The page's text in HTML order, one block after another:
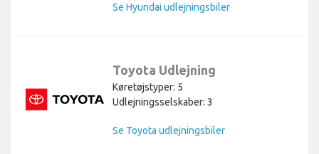
Se Hyundai udlejningsbiler
Toyota Udlejning
Køretøjstyper: 5
Udlejningsselskaber: 3
Se Toyota udlejningsbiler